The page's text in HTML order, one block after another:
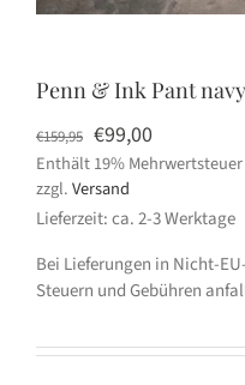
Penn & Ink Pant navy
€159,95 Ursprünglicher
Preis
war:
€159,95
€99,00Aktueller
Preis
€99,00.
Enthält 19% Mehrwertsteuer
zzgl.Versand
Lieferzeit: ca. 2-3 Werktage
Bei Lieferungen in Nicht-
Steuern und Gebühren